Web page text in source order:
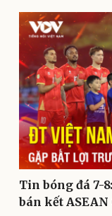
Kinh tế
Bất động sản
Khởi nghiệp
Tin bóng đá 7-
bán kết ASEAN